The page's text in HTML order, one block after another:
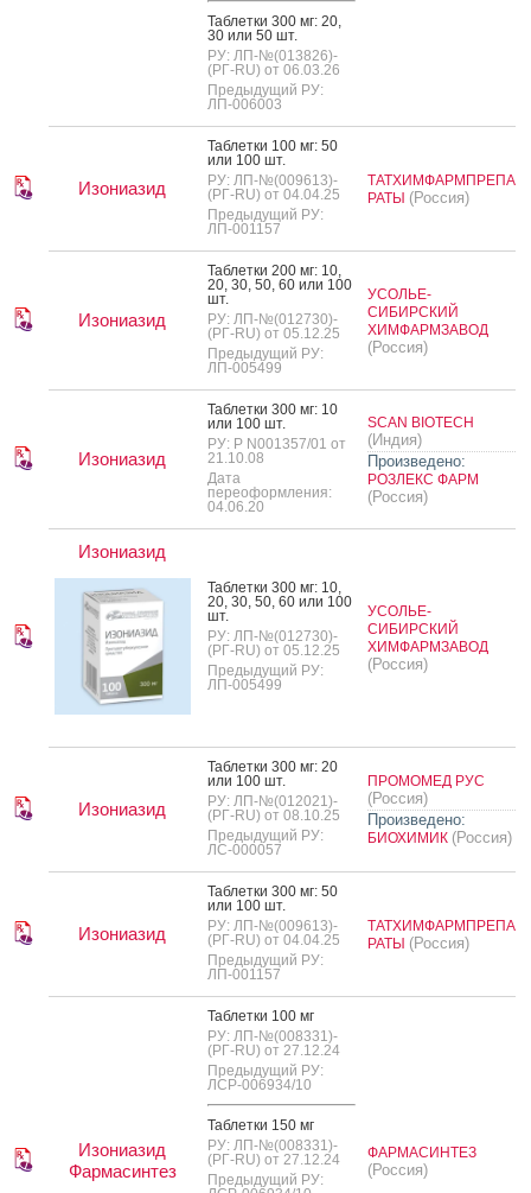
Таб­летки 300 мг: 20,
30 или 50 шт.
РУ: ЛП-№(013826)-
(РГ-RU) от 06.03.26
Предыдущий РУ:
ЛП-006003
Изониазид
Таб­летки 100 мг: 50
или 100 шт.
РУ: ЛП-№(009613)-
(РГ-RU) от 04.04.25
Предыдущий РУ:
ЛП-001157
ТАТХИМФАРМПРЕПА
РАТЫ (Россия)
Изониазид
Таб­летки 200 мг: 10,
20, 30, 50, 60 или 100
шт.
РУ: ЛП-№(012730)-
(РГ-RU) от 05.12.25
Предыдущий РУ:
ЛП-005499
УСОЛЬЕ-
СИБИРСКИЙ
ХИМФАРМЗАВОД
(Россия)
Изониазид
Таб­летки 300 мг: 10
или 100 шт.
РУ: Р N001357/01 от
21.10.08
Дата
переоформления:
04.06.20
SCAN BIOTECH
(Индия)
Произведено:
РОЗЛЕКС ФАРМ
(Россия)
Изониазид
Таб­летки 300 мг: 10,
20, 30, 50, 60 или 100
шт.
РУ: ЛП-№(012730)-
(РГ-RU) от 05.12.25
Предыдущий РУ:
ЛП-005499
УСОЛЬЕ-
СИБИРСКИЙ
ХИМФАРМЗАВОД
(Россия)
Изониазид
Таб­летки 300 мг: 20
или 100 шт.
РУ: ЛП-№(012021)-
(РГ-RU) от 08.10.25
Предыдущий РУ:
ЛС-000057
ПРОМОМЕД РУС
(Россия)
Произведено:
БИОХИМИК (Россия)
Изониазид
Таб­летки 300 мг: 50
или 100 шт.
РУ: ЛП-№(009613)-
(РГ-RU) от 04.04.25
Предыдущий РУ:
ЛП-001157
ТАТХИМФАРМПРЕПА
РАТЫ (Россия)
Изониазид
Фармасинтез
Таб­летки 100 мг
РУ: ЛП-№(008331)-
(РГ-RU) от 27.12.24
Предыдущий РУ:
ЛСР-006934/10
Таб­летки 150 мг
РУ: ЛП-№(008331)-
(РГ-RU) от 27.12.24
Предыдущий РУ:
ФАРМАСИНТЕЗ
(Россия)